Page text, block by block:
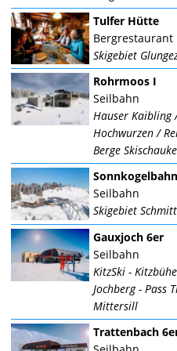
Tulfer Hütte
Bergrestaurant
Skigebiet
Rohrmoos I
Seilbahn
Hauser Kaibling
Hochwurzen /
Berge
Sonnkogelbahn
Seilbahn
Skigebiet
Gauxjoch 6er
Seilbahn
KitzSki -
Jochberg - Pass
Mittersill
Trattenbach